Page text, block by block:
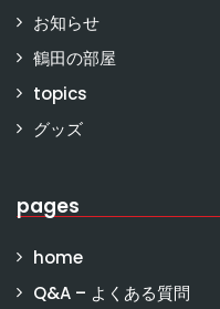
お知らせ
鶴田の部屋
topics
グッズ
pages
home
Q&A – よくある質問